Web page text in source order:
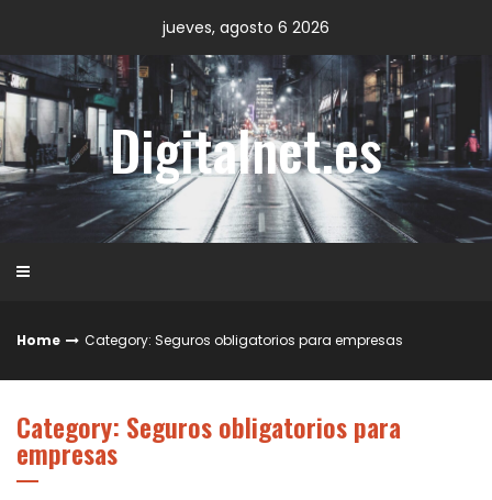
content
jueves, agosto 6 2026
Digitalnet.es
Home Category: Seguros obligatorios para empresas
Category: Seguros obligatorios para
empresas